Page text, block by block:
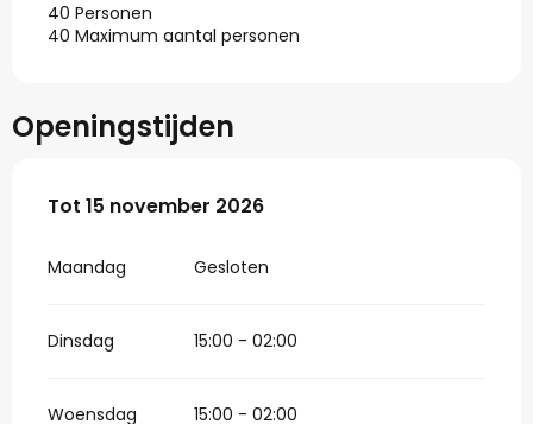
40 Personen
40 Maximum aantal personen
Openingstijden
Vanaf 3 april 2026tot15 november 2026
Tot 15 november 2026
Maandag Gesloten
Dinsdag 15:00 - 02:00
Woensdag 15:00 - 02:00